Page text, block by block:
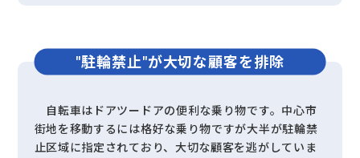
"駐輪禁止"が大切な顧客を排除
自転車はドアツードアの便利な乗り物です。中心市
街地を移動するには格好な乗り物ですが大半が駐輪禁
止区域に指定されており、大切な顧客を逃がしていま